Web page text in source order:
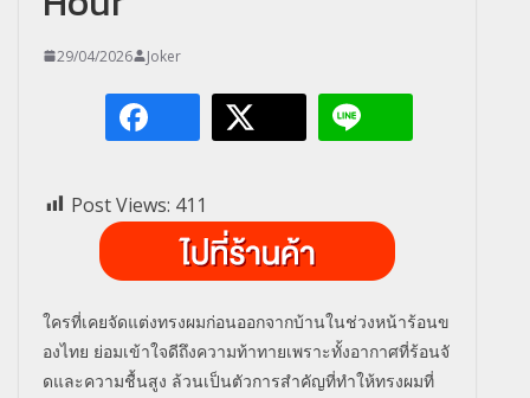
29/04/2026 Joker
Post Views: 411
ใครที่เคยจัดแต่งทรงผมก่อนออกจากบ้านในช่วงหน้าร้อนข
องไทย ย่อมเข้าใจดีถึงความท้าทายเพราะทั้งอากาศที่ร้อนจั
ดและความชื้นสูง ล้วนเป็นตัวการสำคัญที่ทำให้ทรงผมที่